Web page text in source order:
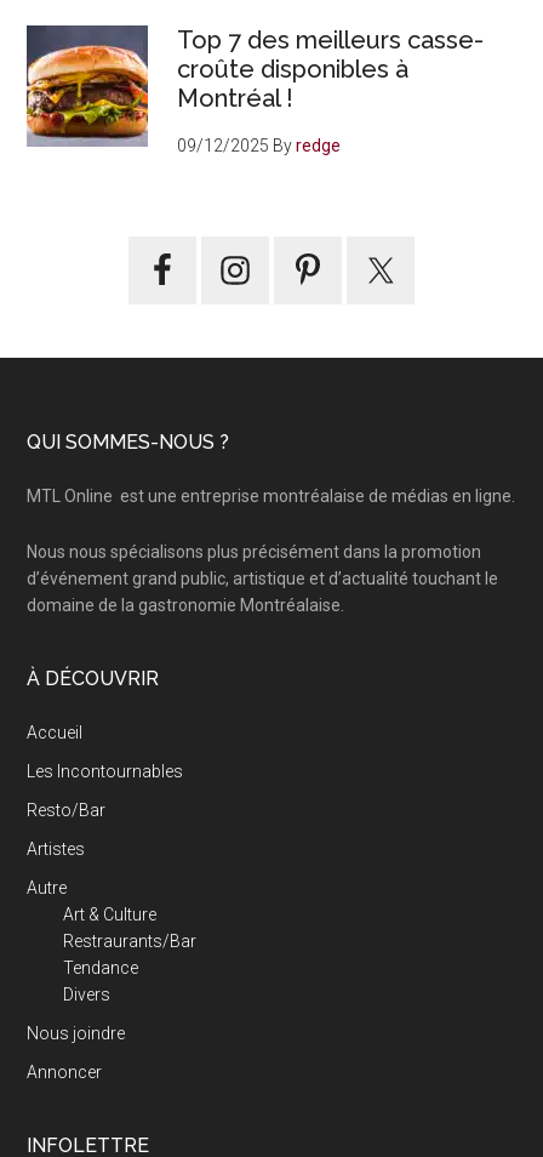
Top 7 des meilleurs casse-
croûte disponibles à
Montréal !
09/12/2025 Byredge
Footer
QUI SOMMES-NOUS ?
MTL Online est une entreprise montréalaise de médias en ligne.
Nous nous spécialisons plus précisément dans la promotion
d’événement grand public, artistique et d’actualité touchant le
domaine de la gastronomie Montréalaise.
À DÉCOUVRIR
Accueil
Les Incontournables
Resto/Bar
Artistes
Autre
Art & Culture
Restraurants/Bar
Tendance
Divers
Nous joindre
Annoncer
INFOLETTRE